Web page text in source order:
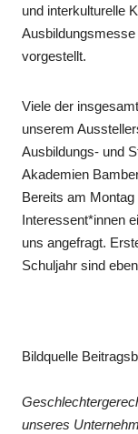
und interkulturelle
vorgestellt.
Viele der
unserem
Ausbildungs- und
Akademien
Bereits am
Interessent*innen
uns angefragt.
Schuljahr sind
Bildquelle
unseres